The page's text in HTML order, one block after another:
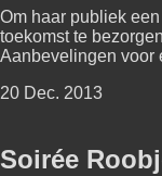
Om haar publiek
toekomst te
Aanbevelingen voor
20 Dec. 2013
Soirée